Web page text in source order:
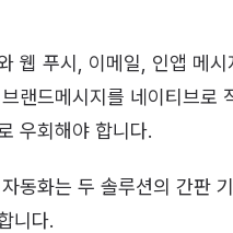
웹 푸시, 이메일, 인앱 메
랜드메시지를 네이티브로
우회해야 합니다.
동화는 두 솔루션의 간판
니다.